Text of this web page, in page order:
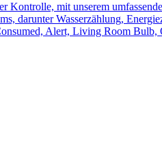
mit unserem
darunter Wasserzählung,
Alert, Living Room